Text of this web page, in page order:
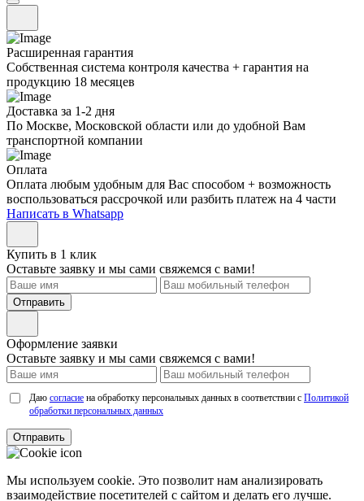
Расширенная гарантия
Собственная система контроля качества + гарантия на
продукцию 18 месяцев
Доставка за 1-2 дня
По Москве, Московской области или до удобной Вам
транспортной компании
Оплата
Оплата любым удобным для Вас способом + возможность
воспользоваться рассрочкой или разбить платеж на 4 части
Написать в Whatsapp
Купить в 1 клик
Оставьте заявку и мы сами свяжемся с вами!
Отправить
Оформление заявки
Оставьте заявку и мы сами свяжемся с вами!
Даю согласие на обработку персональных данных в соответствии с Политикой
обработки персональных данных
Отправить
Мы используем cookie. Это позволит нам анализировать
взаимодействие посетителей с сайтом и делать его лучше.